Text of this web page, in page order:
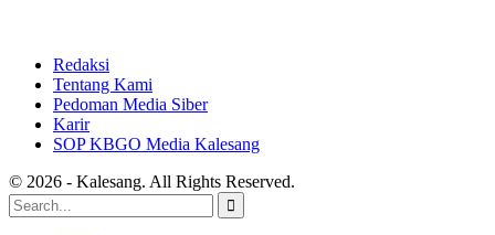
Redaksi
Tentang Kami
Pedoman Media Siber
Karir
SOP KBGO Media Kalesang
© 2026 - Kalesang. All Rights Reserved.